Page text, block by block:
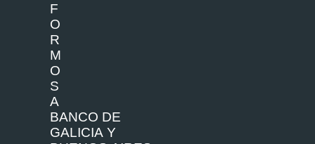
F
O
R
M
O
S
A
BANCO DE
GALICIA Y